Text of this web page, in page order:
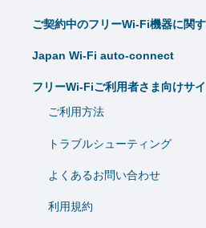
ご契約中のフリーWi-Fi機器に関
Japan Wi-Fi auto-connect
フリーWi-Fiご利用者さま向けサ
ご利用方法
トラブルシューティング
よくあるお問い合わせ
利用規約